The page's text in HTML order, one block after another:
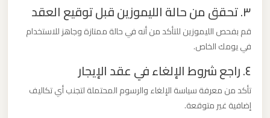
٣. تحقق من حالة الليموزين قبل توقيع العقد
قم بفحص الليموزين للتأكد من أنه في حالة ممتازة وجاهز للاستخدام
في يومك الخاص.
٤. راجع شروط الإلغاء في عقد الإيجار
تأكد من معرفة سياسة الإلغاء والرسوم المحتملة لتجنب أي تكاليف
إضافية غير متوقعة.
العرب
الساحل
الشمالي
ليموزين